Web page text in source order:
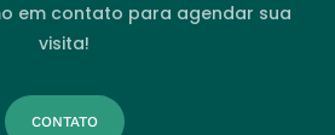
em contato para agendar sua
visita!
CONTATO